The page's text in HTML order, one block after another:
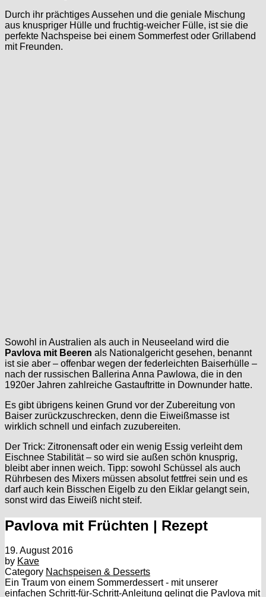
Durch ihr prächtiges Aussehen und die geniale Mischung
aus knuspriger Hülle und fruchtig-weicher Fülle, ist sie die
perfekte Nachspeise bei einem Sommerfest oder Grillabend
mit Freunden.
Sowohl in Australien als auch in Neuseeland wird die
Pavlova mit Beeren als Nationalgericht gesehen, benannt
ist sie aber – offenbar wegen der federleichten Baiserhülle –
nach der russischen Ballerina Anna Pawlowa, die in den
1920er Jahren zahlreiche Gastauftritte in Downunder hatte.
Es gibt übrigens keinen Grund vor der Zubereitung von
Baiser zurückzuschrecken, denn die Eiweißmasse ist
wirklich schnell und einfach zuzubereiten.
Der Trick: Zitronensaft oder ein wenig Essig verleiht dem
Eischnee Stabilität – so wird sie außen schön knusprig,
bleibt aber innen weich. Tipp: sowohl Schüssel als auch
Rührbesen des Mixers müssen absolut fettfrei sein und es
darf auch kein Bisschen Eigelb zu den Eiklar gelangt sein,
sonst wird das Eiweiß nicht steif.
Pavlova mit Früchten | Rezept
19. August 2016
by Kave
Category Nachspeisen & Desserts
Ein Traum von einem Sommerdessert - mit unserer
einfachen Schritt-für-Schritt-Anleitung gelingt die Pavlova mit